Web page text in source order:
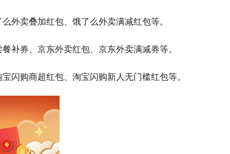
外卖叠加红包、饿了么外卖满减红包等。
补券、京东外卖红包、京东外卖满减券等。
闪购商超红包、淘宝闪购新人无门槛红包等。